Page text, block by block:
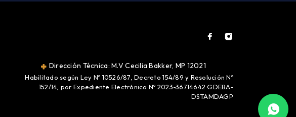
Dirección Técnica: M.V Cecilia Bakker, MP 12021
Habilitado según Ley Nº 10526/87, Decreto 154/89 y Resolución Nº
152/14, por Expediente Electrónico Nº 2023-36714642 GDEBA-
DSTAMDAGP